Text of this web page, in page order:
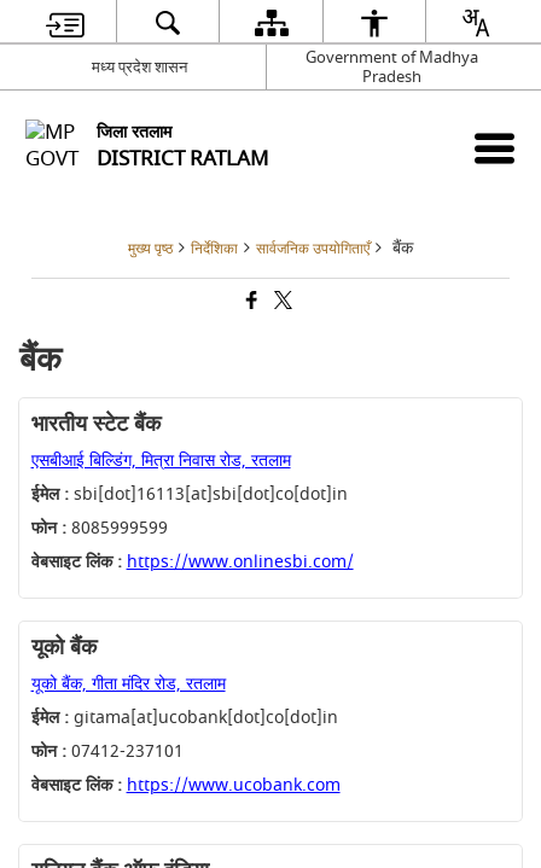
मध्य प्रदेश शासन
Government of Madhya
Pradesh
जिला रतलाम
DISTRICT RATLAM
मुख्य पृष्ठ निर्देशिका सार्वजनिक उपयोगिताएँ बैंक
बैंक
भारतीय स्टेट बैंक
एसबीआई बिल्डिंग, मित्रा निवास रोड, रतलाम
ईमेल :sbi[dot]16113[at]sbi[dot]co[dot]in
फोन :8085999599
वेबसाइट लिंक : https://www.onlinesbi.com/
यूको बैंक
यूको बैंक, गीता मंदिर रोड, रतलाम
ईमेल :gitama[at]ucobank[dot]co[dot]in
फोन :07412-237101
वेबसाइट लिंक : https://www.ucobank.com